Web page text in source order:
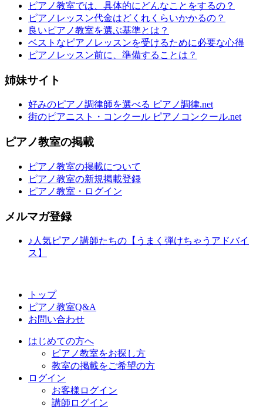
ピアノ教室では、具体的にどんなことをするの？
ピアノレッスン代金はどくれくらいかかるの？
良いピアノ教室を選ぶ基準とは？
ベストなピアノレッスンを受けるために必要な心得
ピアノレッスン前に、準備することは？
姉妹サイト
好みのピアノ調律師を選べる ピアノ調律.net
街のピアニスト・コンクール ピアノコンクール.net
ピアノ教室の掲載
ピアノ教室の掲載について
ピアノ教室の新規掲載登録
ピアノ教室・ログイン
メルマガ登録
♪人気ピアノ講師たちの【うまく弾けちゃうアドバイ
ス】
トップ
ピアノ教室Q&A
お問い合わせ
はじめての方へ
ピアノ教室をお探し方
教室の掲載をご希望の方
ログイン
お客様ログイン
講師ログイン